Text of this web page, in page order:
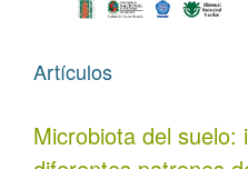
Artículos
Microbiota del suelo: